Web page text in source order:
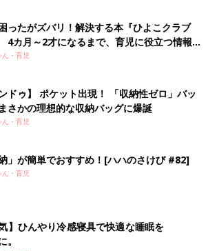
さが軽減します。
片づけていますか？』と聞かれますが、出
たタイミングで元に戻すのと、書類など溜
燃ゴミの日の前に仕分けして捨てるくらい
というと、『今使っているモノしか持ってい
納になっている』からです。
た頃は、通常の仕事や家事をするだけでも
うえ子どもが何人もいたら…と思うと、恐
たはず。
て、家の中でバタバタしてしまっていると
もったいない！
い切って私達のような片づけのプロに相談
。
ったがズバリ！解決する本『ひよこクラブ
カ月～2才になるまで、育児に役立つ情報が
！
ん・育児
ンドゥ】 ポケット出現！ 「収納性ゼロ」バッ
さかの理想的な収納バッグに爆誕
ん・育児
納」が簡単でおすすめ！[ハハのさけび #82]
ん・育児
気】ひんやり冷感寝具で快適な睡眠を
。